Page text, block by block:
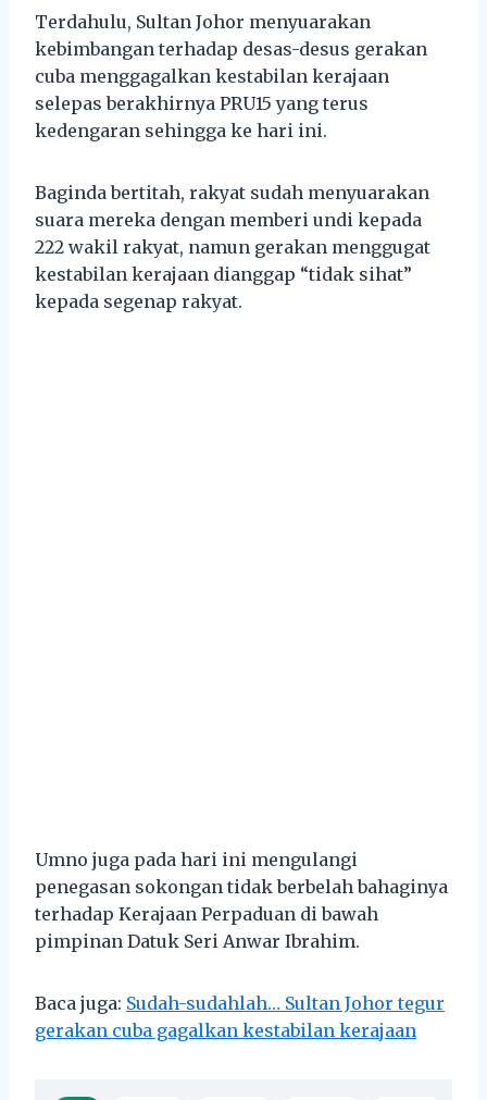
Terdahulu, Sultan Johor menyuarakan
kebimbangan terhadap desas-desus gerakan
cuba menggagalkan kestabilan kerajaan
selepas berakhirnya PRU15 yang terus
kedengaran sehingga ke hari ini.
Baginda bertitah, rakyat sudah menyuarakan
suara mereka dengan memberi undi kepada
222 wakil rakyat, namun gerakan menggugat
kestabilan kerajaan dianggap “tidak sihat”
kepada segenap rakyat.
Umno juga pada hari ini mengulangi
penegasan sokongan tidak berbelah bahaginya
terhadap Kerajaan Perpaduan di bawah
pimpinan Datuk Seri Anwar Ibrahim.
Baca juga: Sudah-sudahlah… Sultan Johor tegur
gerakan cuba gagalkan kestabilan kerajaan